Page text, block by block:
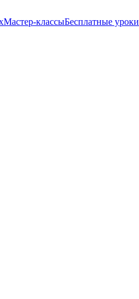
Мастер-классыБесплатные уроки